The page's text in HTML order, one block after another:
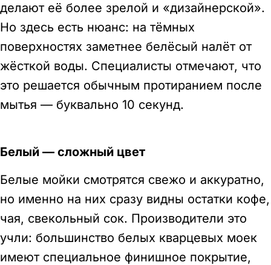
делают её более зрелой и «дизайнерской».
Но здесь есть нюанс: на тёмных
поверхностях заметнее белёсый налёт от
жёсткой воды. Специалисты отмечают, что
это решается обычным протиранием после
мытья — буквально 10 секунд.
Белый — сложный цвет
Белые мойки смотрятся свежо и аккуратно,
но именно на них сразу видны остатки кофе,
чая, свекольный сок. Производители это
учли: большинство белых кварцевых моек
имеют специальное финишное покрытие,